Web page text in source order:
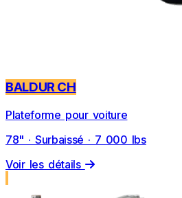
BALDUR CH
Plateforme pour voiture
78" · Surbaissé · 7 000 lbs
Voir les détails